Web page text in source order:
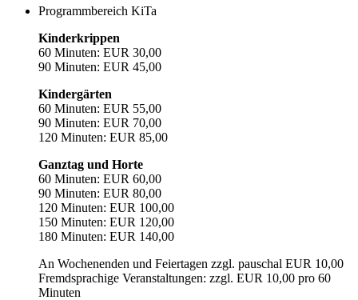
Programmbereich KiTa
Kinderkrippen
60 Minuten: EUR 30,00
90 Minuten: EUR 45,00
Kindergärten
60 Minuten: EUR 55,00
90 Minuten: EUR 70,00
120 Minuten: EUR 85,00
Ganztag und Horte
60 Minuten: EUR 60,00
90 Minuten: EUR 80,00
120 Minuten: EUR 100,00
150 Minuten: EUR 120,00
180 Minuten: EUR 140,00
An Wochenenden und Feiertagen zzgl. pauschal EUR 10,00
Fremdsprachige Veranstaltungen: zzgl. EUR 10,00 pro 60
Minuten